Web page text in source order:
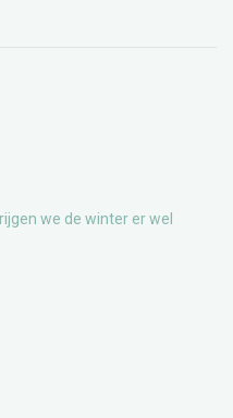
we de winter er wel